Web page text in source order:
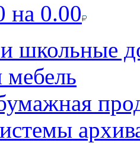
на 0.00
школьные